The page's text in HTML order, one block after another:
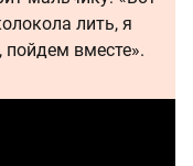
лить, я
вместе».